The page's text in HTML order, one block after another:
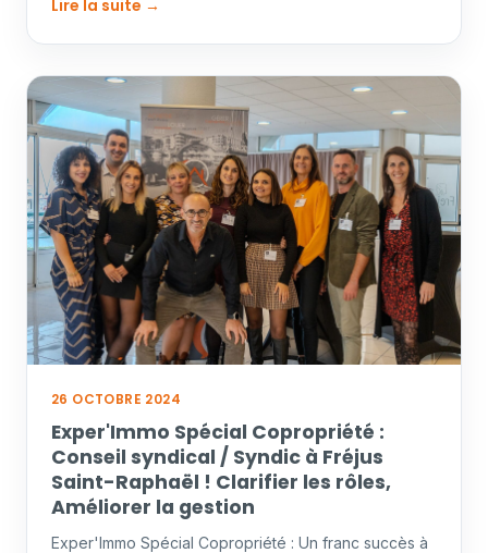
Lire la suite →
26 OCTOBRE 2024
Exper'Immo Spécial Copropriété :
Conseil syndical / Syndic à Fréjus
Saint-Raphaël ! Clarifier les rôles,
Améliorer la gestion
Exper'Immo Spécial Copropriété : Un franc succès à